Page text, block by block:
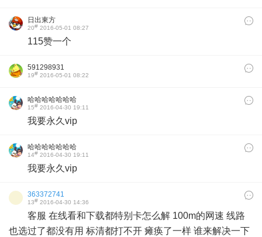
日出東方
20# 2016-05-01 08:27
115赞一个
591298931
19# 2016-05-01 08:22
哈哈哈哈哈哈哈
15# 2016-04-30 19:11
我要永久vip
哈哈哈哈哈哈哈
14# 2016-04-30 19:11
我要永久vip
363372741
13# 2016-04-30 14:36
客服 在线看和下载都特别卡怎么解 100m的网速 线路
也选过了都没有用 标清都打不开 瘫痪了一样 谁来解决一下